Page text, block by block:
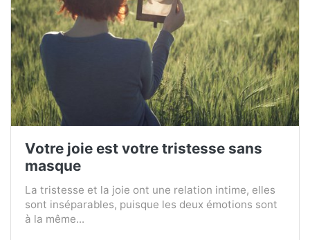
Votre joie est votre tristesse sans
masque
La tristesse et la joie ont une relation intime, elles
sont inséparables, puisque les deux émotions sont
à la même...